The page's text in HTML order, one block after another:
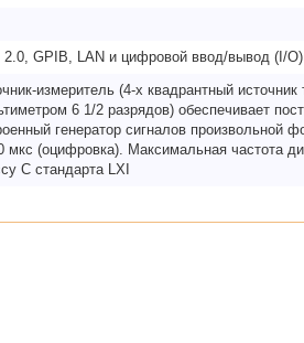
2.0, GPIB, LAN и цифровой ввод/вывод (I/O)
измеритель (4-х квадрантный
6 1/2 разрядов) обеспечивает
генератор сигналов произвольной
мкс (оцифровка). Максимальная частота
С стандарта LXI